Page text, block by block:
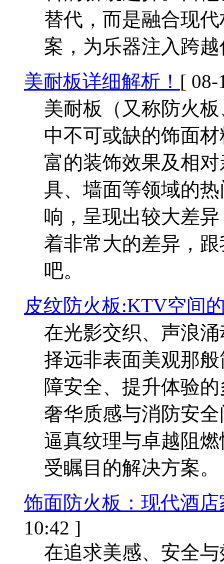
替代，而是融合现
案，为乐器注入跨
美耐板详细解析！ [ 08-
美耐板（又称防火
中不可或缺的饰面
富的装饰效果及相
具、墙面等领域的
响，呈现出较大差
着非常大的差异，
吧。
皮纹防火板:KTV空间
在光影交织、声浪
择远非表面美观那
障安全、提升体验
奢华质感与消防安
逼真纹理与卓越阻
受瞩目的解决方案。
饰面防火板：现代酒
10:42 ]
在追求美感、安全